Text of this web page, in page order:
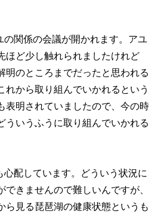
の関係の会議が開かれます。アユ
ほど少し触れられましたけれど
明のところまでだったと思われる
れから取り組んでいかれるという
表明されていましたので、今の時
ういうふうに取り組んでいかれる
心配しています。どういう状況に
できませんので難しいんですが、
ら見る琵琶湖の健康状態というも